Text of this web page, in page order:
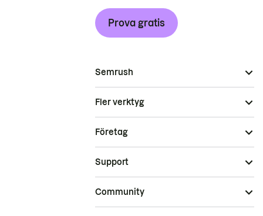
Prova gratis
Semrush
Fler verktyg
Företag
Support
Community